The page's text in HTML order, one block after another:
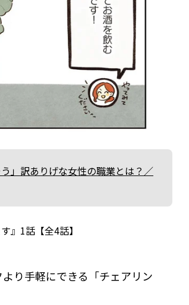
」訳ありげな女性の職業とは？／
』1話【全4話】
り手軽にできる「チェアリン